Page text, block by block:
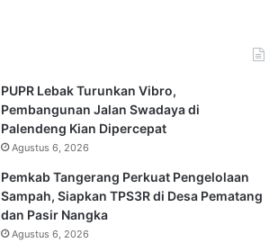
PUPR Lebak Turunkan Vibro,
Pembangunan Jalan Swadaya di
Palendeng Kian Dipercepat
Agustus 6, 2026
Pemkab Tangerang Perkuat Pengelolaan
Sampah, Siapkan TPS3R di Desa Pematang
dan Pasir Nangka
Agustus 6, 2026